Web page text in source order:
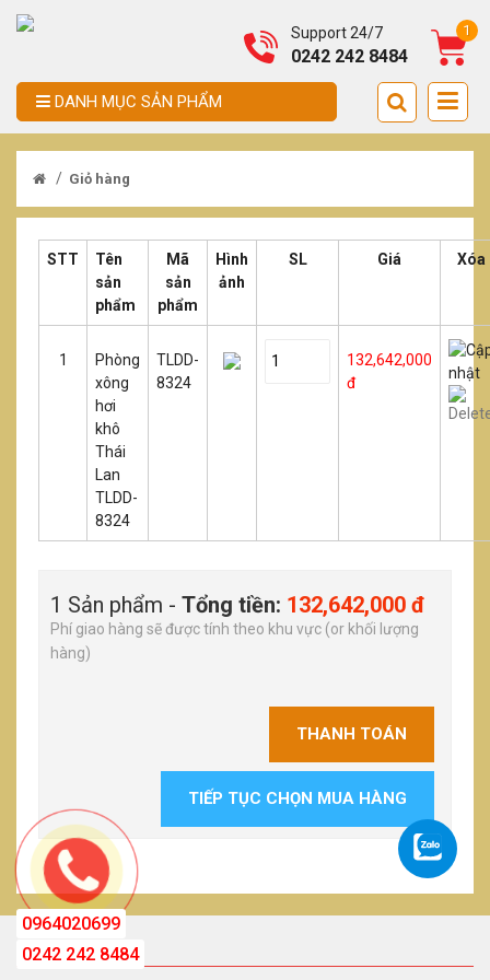
Support 24/7
0242 242 8484
1
DANH MỤC SẢN PHẨM
/ Giỏ hàng
STT
Tên
sản
phẩm
Mã
sản
phẩm
Hình
ảnh
SL Giá Xóa
1
Phòng
xông
hơi
khô
Thái
Lan
TLDD-
8324
TLDD-
8324
132,642,000
đ
1 Sản phẩm - Tổng tiền: 132,642,000 đ
Phí giao hàng sẽ được tính theo khu vực (or khối lượng
hàng)
THANH TOÁN
TIẾP TỤC CHỌN MUA HÀNG
FACEBOOK
0964020699
0242 242 8484